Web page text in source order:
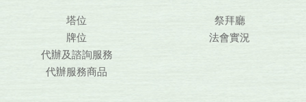
塔位
牌位
代辦及諮詢服務
代辦服務商品
祭拜廳
法會實況